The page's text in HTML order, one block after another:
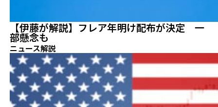
【伊藤が解説】フレア年明け配布が決定 一
部懸念も
ニュース解説